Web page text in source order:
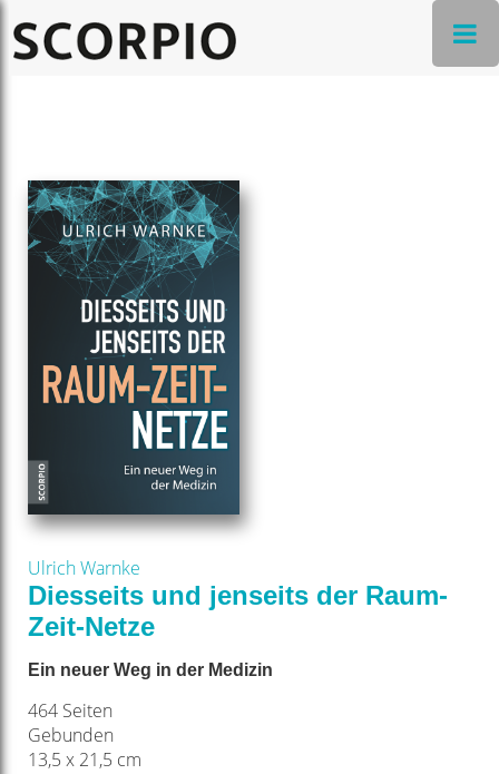
Ulrich Warnke
Diesseits und jenseits der Raum-
Zeit-Netze
Ein neuer Weg in der Medizin
464 Seiten
Gebunden
13,5 x 21,5 cm